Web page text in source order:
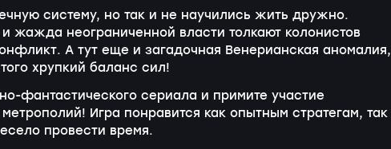
систему, но так и не научились жить дружно.
жажда неограниченной власти толкают колонистов
А тут еще и загадочная Венерианская аномалия,
хрупкий баланс сил!
фантастического сериала и примите участие
Игра понравится как опытным стратегам, так
провести время.